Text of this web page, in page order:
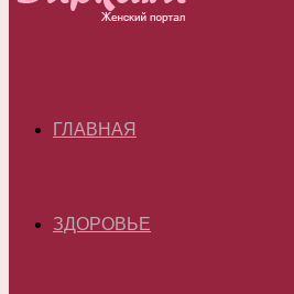
ГЛАВНАЯ
ЗДОРОВЬЕ